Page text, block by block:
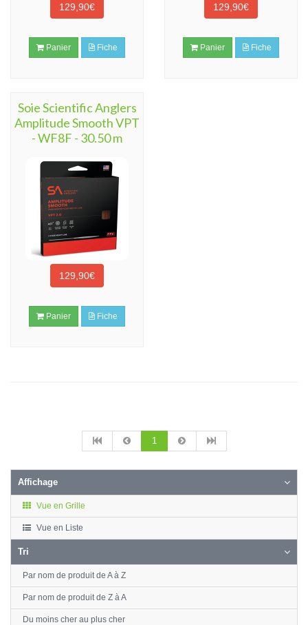
129,90€
Panier Fiche
129,90€
Panier Fiche
Soie Scientific Anglers
Amplitude Smooth VPT
- WF8F - 30.50 m
129,90€
Panier Fiche
1
Affichage
Vue en Grille
Vue en Liste
Tri
Par nom de produit de A à Z
Par nom de produit de Z à A
Du moins cher au plus cher